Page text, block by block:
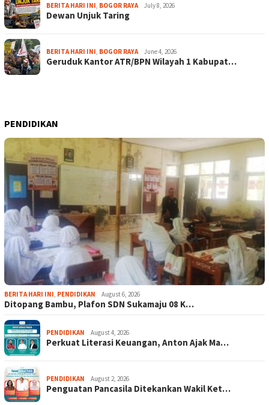
BERITA HARI INI, BOGOR RAYA July 8, 2026
Dewan Unjuk Taring
BERITA HARI INI, BOGOR RAYA June 4, 2026
Geruduk Kantor ATR/BPN Wilayah 1 Kabupat…
PENDIDIKAN
BERITA HARI INI, PENDIDIKAN August 6, 2026
Ditopang Bambu, Plafon SDN Sukamaju 08 K…
PENDIDIKAN August 4, 2026
Perkuat Literasi Keuangan, Anton Ajak Ma…
PENDIDIKAN August 2, 2026
Penguatan Pancasila Ditekankan Wakil Ket…